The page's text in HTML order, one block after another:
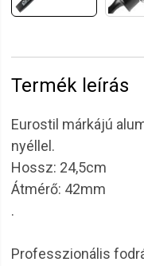
Termék leírás
Eurostil márkájú
nyéllel.
Hossz: 24,5cm
Átmérő: 42mm
.
Professzionális